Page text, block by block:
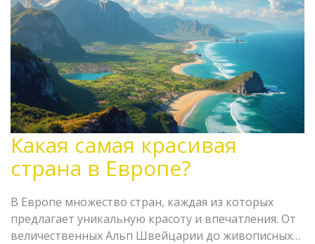
Какая самая красивая
страна в Европе?
В Европе множество стран, каждая из которых
предлагает уникальную красоту и впечатления. От
величественных Альп Швейцарии до живописных